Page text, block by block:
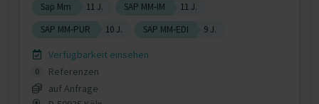
Sap Mm
11 J. SAP MM-IM
11 J.
SAP MM-PUR
10 J. SAP MM-EDI 9 J.
Verfügbarkeit einsehen
0
Referenzen
auf Anfrage